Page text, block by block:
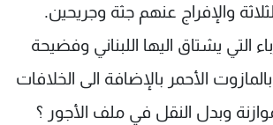
والإفراج عنهم جثة وجريحين.
التي يشتاق اليها اللبناني وفضيحة
الأحمر بالإضافة الى الخلافات
وبدل النقل في ملف الأجور ؟